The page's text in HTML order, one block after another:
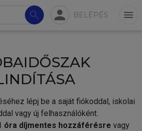
search person BELÉPÉS menu
lépj be a saját fiókoddal, iskolai
vagy új felhasználóként.
óra díjmentes hozzáférésre vagy